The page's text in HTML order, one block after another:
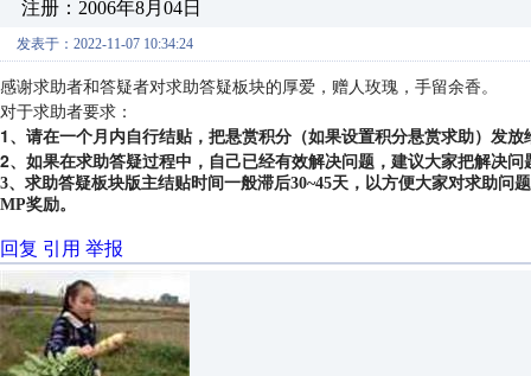
注册：2006年8月04日
发表于：2022-11-07 10:34:24
感谢求助者和答疑者对求助答疑板块的厚爱，赠人玫瑰，手留余香。
对于求助者要求：
1、请在一个月内自行结贴，把悬赏积分（如果设置积分悬赏求助）发放
2、如果在求助答疑过程中，自己已经有效解决问题，建议大家把解决
3、求助答疑板块版主结贴时间一般滞后30~45天，以方便大家对求助
MP奖励。
回复 引用 举报